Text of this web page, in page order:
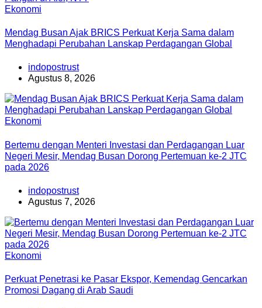
Ekonomi
Mendag Busan Ajak BRICS Perkuat Kerja Sama dalam
Menghadapi Perubahan Lanskap Perdagangan Global
indopostrust
Agustus 8, 2026
Ekonomi
Bertemu dengan Menteri Investasi dan Perdagangan Luar
Negeri Mesir, Mendag Busan Dorong Pertemuan ke-2 JTC
pada 2026
indopostrust
Agustus 7, 2026
Ekonomi
Perkuat Penetrasi ke Pasar Ekspor, Kemendag Gencarkan
Promosi Dagang di Arab Saudi